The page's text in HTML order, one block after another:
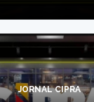
JORNAL CIPRA